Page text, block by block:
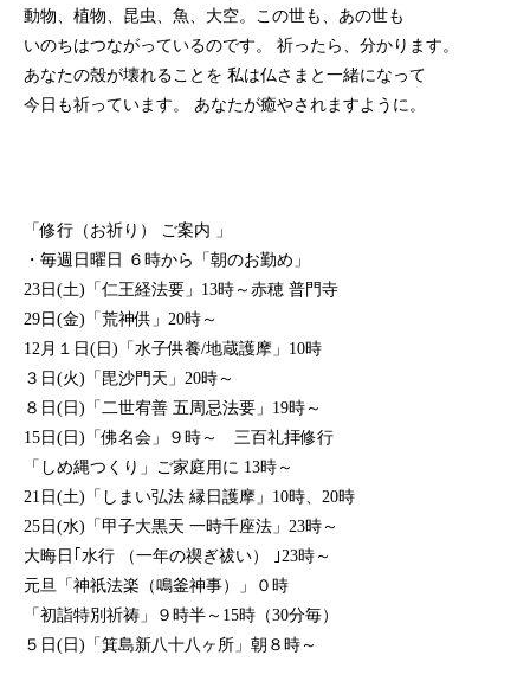
動物、植物、昆虫、魚、大空。この世も、あの世も
いのちはつながっているのです。 祈ったら、分かります。
あなたの殼が壊れることを 私は仏さまと一緒になって
今日も祈っています。 あなたが癒やされますように。
「修行（お祈り） ご案内 」
・毎週日曜日 ６時から「朝のお勤め」
23日(土)「仁王経法要」13時～赤穂 普門寺
29日(金)「荒神供」20時～
12月１日(日)「水子供養/地蔵護摩」10時
３日(火)「毘沙門天」20時～
８日(日)「二世宥善 五周忌法要」19時～
15日(日)「佛名会」９時～ 三百礼拝修行
「しめ縄つくり」ご家庭用に 13時～
21日(土)「しまい弘法 縁日護摩」10時、20時
25日(水)「甲子大黒天 一時千座法」23時～
大晦日｢水行 （一年の禊ぎ祓い） ｣23時～
元旦「神祇法楽（鳴釜神事）」０時
「初詣特別祈祷」９時半～15時（30分毎）
５日(日)「箕島新八十八ヶ所」朝８時～